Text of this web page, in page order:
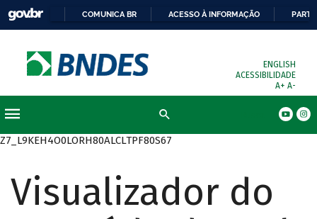
COMUNICA BR ACESSO À INFORMAÇÃO
ENGLISH
ACESSIBILIDADE
A+ A-
Z7_L9KEH4O0LORH80ALCLTPF80S67
Visualizador do